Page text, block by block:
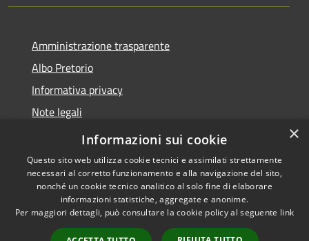
Amministrazione trasparente
Albo Pretorio
Informativa privacy
Note legali
Dichiarazione di accessibilità
Accessibilità
Copyright © 2026 • Comune di
Cugnoli • Powered by
Municipium• Accesso
×
Informazioni sui cookie
Questo sito web utilizza cookie tecnici e assimilati strettamente
necessari al corretto funzionamento e alla navigazione del sito,
nonché un cookie tecnico analitico al solo fine di elaborare
informazioni statistiche, aggregate e anonime.
Per maggiori dettagli, può consultare la cookie policy al seguente link